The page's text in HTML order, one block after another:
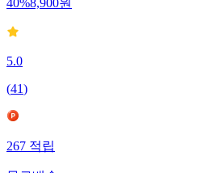
40%8,900원
5.0
(41)
267적립